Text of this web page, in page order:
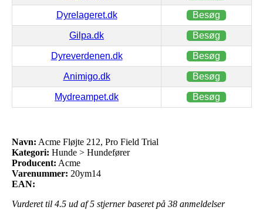
Dyrelageret.dk Besøg
Gilpa.dk Besøg
Dyreverdenen.dk Besøg
Animigo.dk Besøg
Mydreampet.dk Besøg
Navn: Acme Fløjte 212, Pro Field Trial
Kategori: Hunde > Hundefører
Producent: Acme
Varenummer: 20ym14
EAN:
Vurderet til 4.5 ud af 5 stjerner baseret på 38 anmeldelser